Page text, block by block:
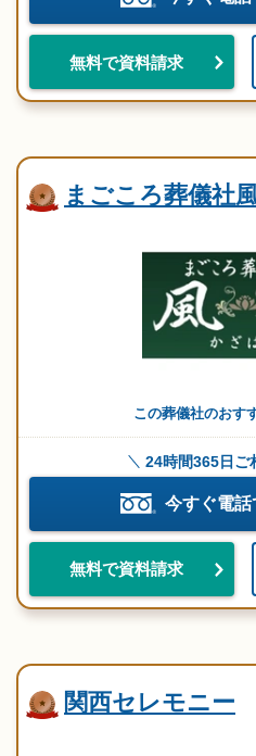
無料で資料請求
まごころ葬儀社
この葬儀社のおす
24時間365日ご
今すぐ電話
無料で資料請求
関西セレモニー